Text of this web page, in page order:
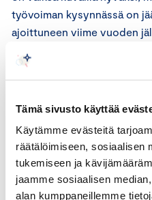
Tämä sivusto käyttää
Käytämme evästeitä
räätälöimiseen, sosiaalisen
tukemiseen ja
jaamme sosiaalisen
alan kumppaneillemme
työvoiman kysynnässä on
ajoittuneen viime vuoden
Vielä ei kannata menettää